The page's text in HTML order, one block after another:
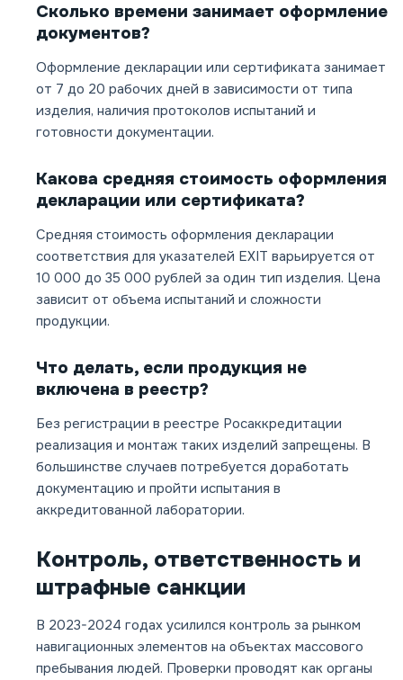
Сколько времени занимает оформление
документов?
Оформление декларации или сертификата занимает
от 7 до 20 рабочих дней в зависимости от типа
изделия, наличия протоколов испытаний и
готовности документации.
Какова средняя стоимость оформления
декларации или сертификата?
Средняя стоимость оформления декларации
соответствия для указателей EXIT варьируется от
10 000 до 35 000 рублей за один тип изделия. Цена
зависит от объема испытаний и сложности
продукции.
Что делать, если продукция не
включена в реестр?
Без регистрации в реестре Росаккредитации
реализация и монтаж таких изделий запрещены. В
большинстве случаев потребуется доработать
документацию и пройти испытания в
аккредитованной лаборатории.
Контроль, ответственность и
штрафные санкции
В 2023-2024 годах усилился контроль за рынком
навигационных элементов на объектах массового
пребывания людей. Проверки проводят как органы